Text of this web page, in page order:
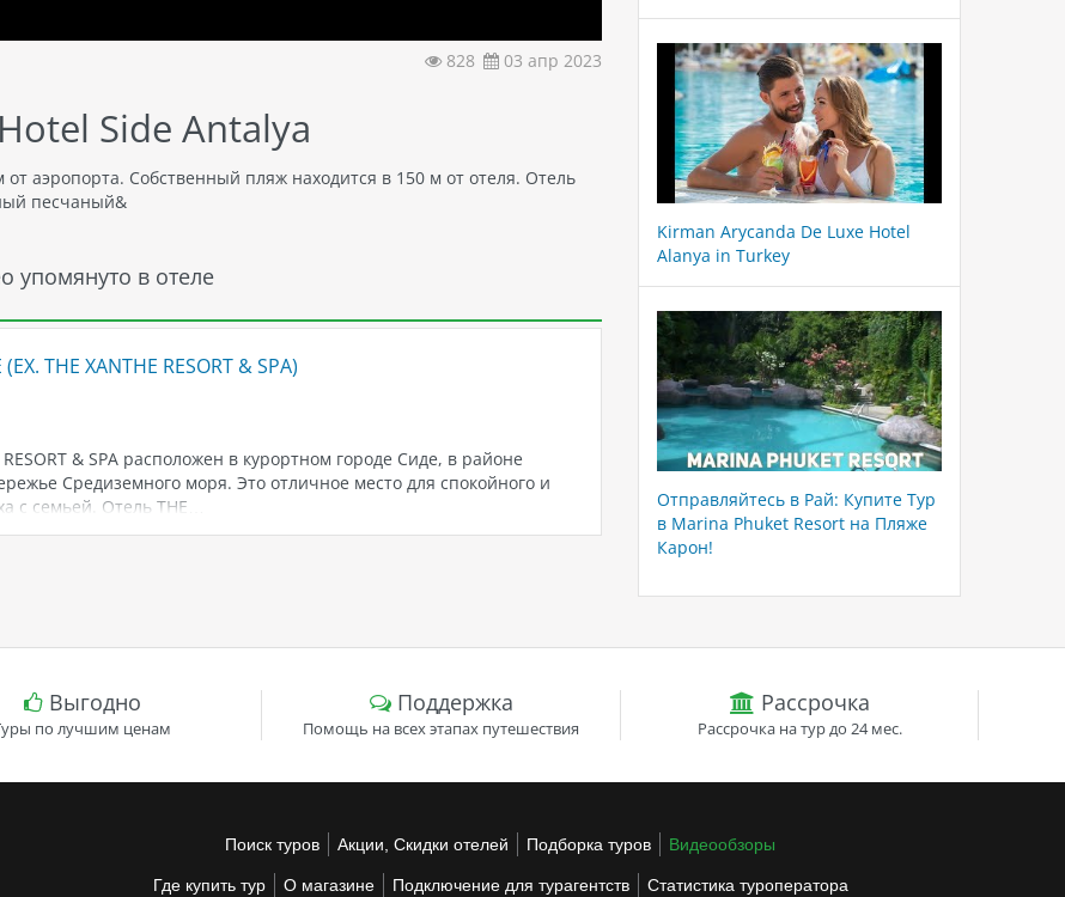
828 03 апр 2023
Side Antalya
аэропорта. Собственный пляж находится в 150 м от отеля. Отель
песчаный&
упомянуто в отеле
THE XANTHE RESORT & SPA)
RESORT & SPA расположен в курортном городе Сиде, в районе
Средиземного моря. Это отличное место для спокойного и
с семьей. Отель THE…
Kirman Arycanda De Luxe Hotel
Alanya in Turkey
Отправляйтесь в Рай: Купите Тур
в Marina Phuket Resort на Пляже
Карон!
Выгодно
по лучшим ценам
Поддержка
Помощь на всех этапах путешествия
Рассрочка
Рассрочка на тур до 24 мес.
Поиск туров Акции, Скидки отелей Подборка туров Видеообзоры
Где купить тур О магазине Подключение для турагентств Статистика туроператора